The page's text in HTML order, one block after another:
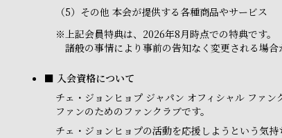
（5） その他 本会が提供する各種商品やサービス
※上記会員特典は、2026年8月時点での特典です。
諸般の事情により事前の告知なく変更される場合
■ 入会資格について
チェ・ジョンヒョプ ジャパン オフィシャル ファ
ファンのためのファンクラブです。
チェ・ジョンヒョプの活動を応援しようという気